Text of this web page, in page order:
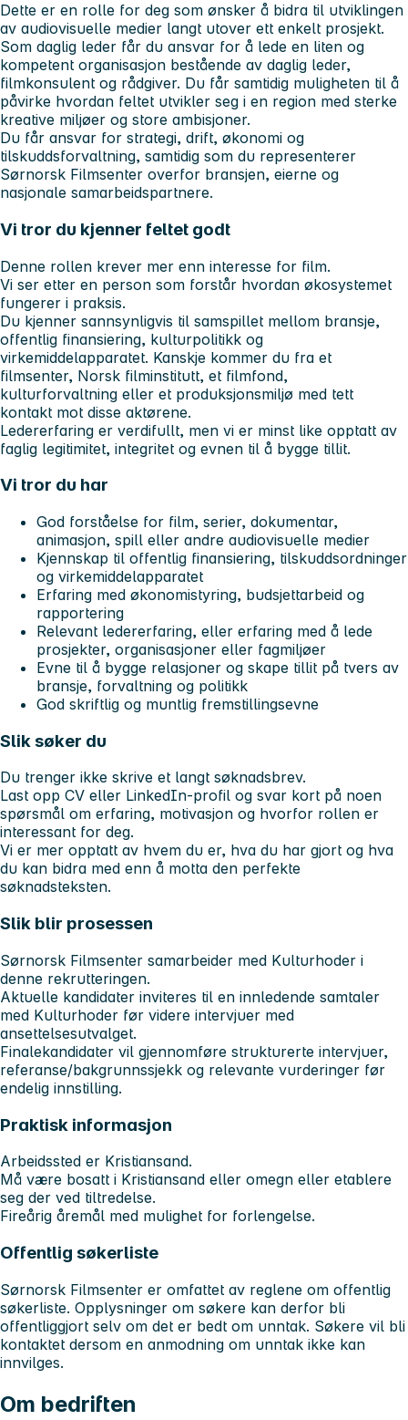
Dette er en rolle for deg som ønsker å bidra til utviklingen
av audiovisuelle medier langt utover ett enkelt prosjekt.
Som daglig leder får du ansvar for å lede en liten og
kompetent organisasjon bestående av daglig leder,
filmkonsulent og rådgiver. Du får samtidig muligheten til å
påvirke hvordan feltet utvikler seg i en region med sterke
kreative miljøer og store ambisjoner.
Du får ansvar for strategi, drift, økonomi og
tilskuddsforvaltning, samtidig som du representerer
Sørnorsk Filmsenter overfor bransjen, eierne og
nasjonale samarbeidspartnere.
Vi tror du kjenner feltet godt
Denne rollen krever mer enn interesse for film.
Vi ser etter en person som forstår hvordan økosystemet
fungerer i praksis.
Du kjenner sannsynligvis til samspillet mellom bransje,
offentlig finansiering, kulturpolitikk og
virkemiddelapparatet. Kanskje kommer du fra et
filmsenter, Norsk filminstitutt, et filmfond,
kulturforvaltning eller et produksjonsmiljø med tett
kontakt mot disse aktørene.
Ledererfaring er verdifullt, men vi er minst like opptatt av
faglig legitimitet, integritet og evnen til å bygge tillit.
Vi tror du har
God forståelse for film, serier, dokumentar,
animasjon, spill eller andre audiovisuelle medier
Kjennskap til offentlig finansiering, tilskuddsordninger
og virkemiddelapparatet
Erfaring med økonomistyring, budsjettarbeid og
rapportering
Relevant ledererfaring, eller erfaring med å lede
prosjekter, organisasjoner eller fagmiljøer
Evne til å bygge relasjoner og skape tillit på tvers av
bransje, forvaltning og politikk
God skriftlig og muntlig fremstillingsevne
Slik søker du
Du trenger ikke skrive et langt søknadsbrev.
Last opp CV eller LinkedIn-profil og svar kort på noen
spørsmål om erfaring, motivasjon og hvorfor rollen er
interessant for deg.
Vi er mer opptatt av hvem du er, hva du har gjort og hva
du kan bidra med enn å motta den perfekte
søknadsteksten.
Slik blir prosessen
Sørnorsk Filmsenter samarbeider med Kulturhoder i
denne rekrutteringen.
Aktuelle kandidater inviteres til en innledende samtaler
med Kulturhoder før videre intervjuer med
ansettelsesutvalget.
Finalekandidater vil gjennomføre strukturerte intervjuer,
referanse/bakgrunnssjekk og relevante vurderinger før
endelig innstilling.
Praktisk informasjon
Arbeidssted er Kristiansand.
Må være bosatt i Kristiansand eller omegn eller etablere
seg der ved tiltredelse.
Fireårig åremål med mulighet for forlengelse.
Offentlig søkerliste
Sørnorsk Filmsenter er omfattet av reglene om offentlig
søkerliste. Opplysninger om søkere kan derfor bli
offentliggjort selv om det er bedt om unntak. Søkere vil bli
kontaktet dersom en anmodning om unntak ikke kan
innvilges.
Om bedriften